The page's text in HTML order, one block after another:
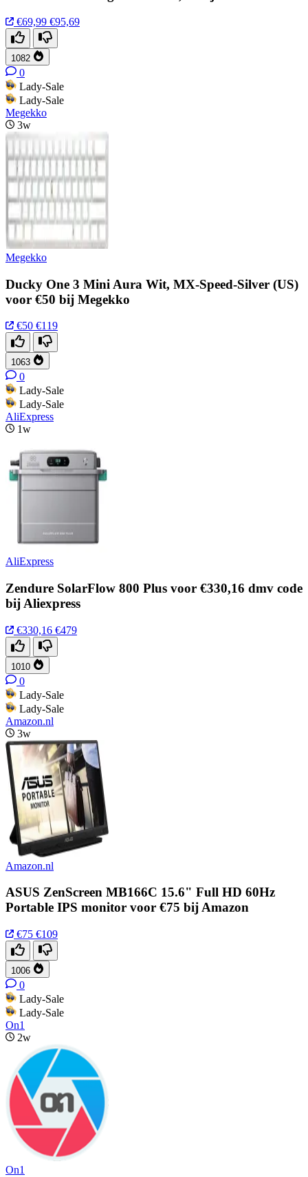
€69,99 €95,69
1082
0
Lady-Sale
Lady-Sale
Megekko
3w
Megekko
Ducky One 3 Mini Aura Wit, MX-Speed-Silver (US)
voor €50 bij Megekko
€50 €119
1063
0
Lady-Sale
Lady-Sale
AliExpress
1w
AliExpress
Zendure SolarFlow 800 Plus voor €330,16 dmv code
bij Aliexpress
€330,16 €479
1010
0
Lady-Sale
Lady-Sale
Amazon.nl
3w
Amazon.nl
ASUS ZenScreen MB166C 15.6" Full HD 60Hz
Portable IPS monitor voor €75 bij Amazon
€75 €109
1006
0
Lady-Sale
Lady-Sale
On1
2w
On1